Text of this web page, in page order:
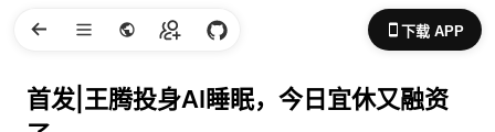
下载 APP
首发|王腾投身AI睡眠，今日宜休又融资